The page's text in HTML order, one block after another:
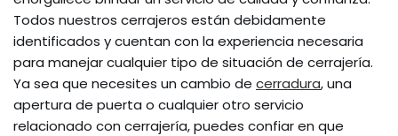
Todos nuestros cerrajeros están debidamente
identificados y cuentan con la experiencia necesaria
para manejar cualquier tipo de situación de cerrajería.
Ya sea que necesites un cambio de cerradura, una
apertura de puerta o cualquier otro servicio
relacionado con cerrajería, puedes confiar en que